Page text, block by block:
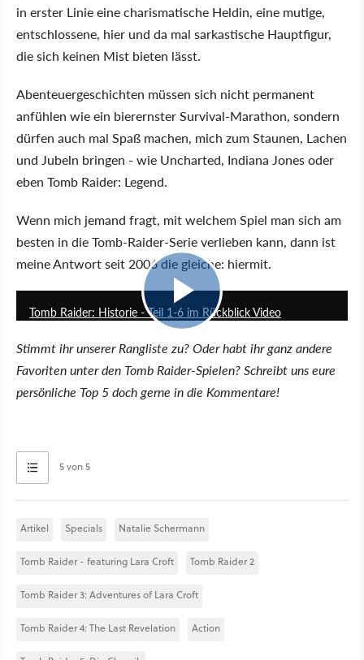
in erster Linie eine charismatische Heldin, eine mutige,
entschlossene, hier und da mal sarkastische Hauptfigur,
die sich keinen Mist bieten lässt.
Abenteuergeschichten müssen sich nicht permanent
anfühlen wie ein bierernster Survival-Marathon, sondern
dürfen auch mal Spaß machen, mich zum Staunen, Lachen
und Jubeln bringen - wie Uncharted, Indiana Jones oder
eben Tomb Raider: Legend.
Wenn mich jemand fragt, mit welchem Spiel man sich am
besten in die Tomb-Raider-Serie verlieben kann, dann ist
meine Antwort seit 2006 die gleiche: hiermit.
Tomb Raider: Historie - Teil 1-6 im Rückblick Video
Stimmt ihr unserer Rangliste zu? Oder habt ihr ganz andere
Favoriten unter den Tomb Raider-Spielen? Schreibt uns eure
persönliche Top 5 doch gerne in die Kommentare!
5 von 5
Artikel Specials Natalie Schermann
Tomb Raider - featuring Lara Croft Tomb Raider 2
Tomb Raider 3: Adventures of Lara Croft
Tomb Raider 4: The Last Revelation Action